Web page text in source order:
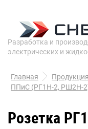
Разработка и
электрических и
Главная Продукция
ППиС (РГ1Н-2, РШ2Н-
Розетка